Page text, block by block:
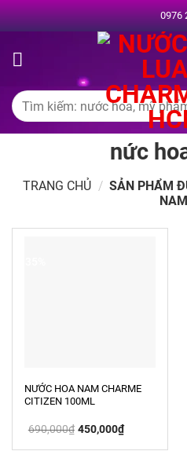
Chuyển
đến
dung
0976
Tìm
kiếm:
nức
TRANG CHỦ / SẢN PHẨM
NƯỚC HOA NAM CHARME
CITIZEN 100ML
690,000₫ Giá
gốc
450,000₫Giá
hiện